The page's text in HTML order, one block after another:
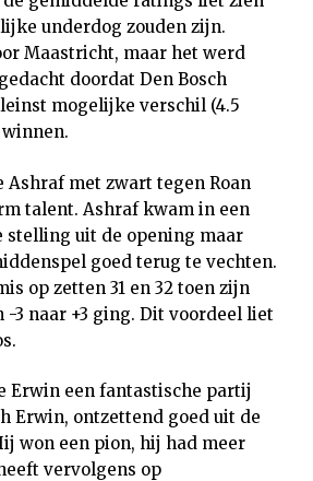
underdog zouden zijn.
Maastricht, maar het werd
doordat Den Bosch
mogelijke verschil (4.5
Ashraf met zwart tegen Roan
talent. Ashraf kwam in een
uit de opening maar
goed terug te vechten.
op zetten 31 en 32 toen zijn
-3 naar +3 ging. Dit voordeel liet
Erwin een fantastische partij
Erwin, ontzettend goed uit de
won een pion, hij had meer
vervolgens op